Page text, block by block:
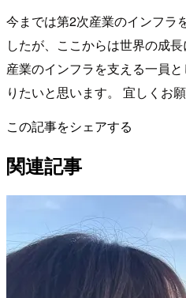
今までは第2次産業のインフラ
したが、ここからは世界の成
産業のインフラを支える一員
りたいと思います。 宜しくお願
この記事をシェアする
関連記事